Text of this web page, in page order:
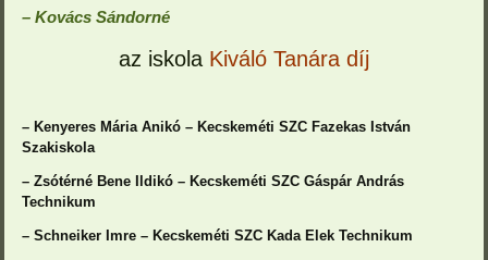
– Kovács Sándorné
az iskolaKiváló Tanára díj
– Kenyeres Mária Anikó – Kecskeméti SZC Fazekas István
Szakiskola
– Zsótérné Bene Ildikó – Kecskeméti SZC Gáspár András
Technikum
– Schneiker Imre – Kecskeméti SZC Kada Elek Technikum